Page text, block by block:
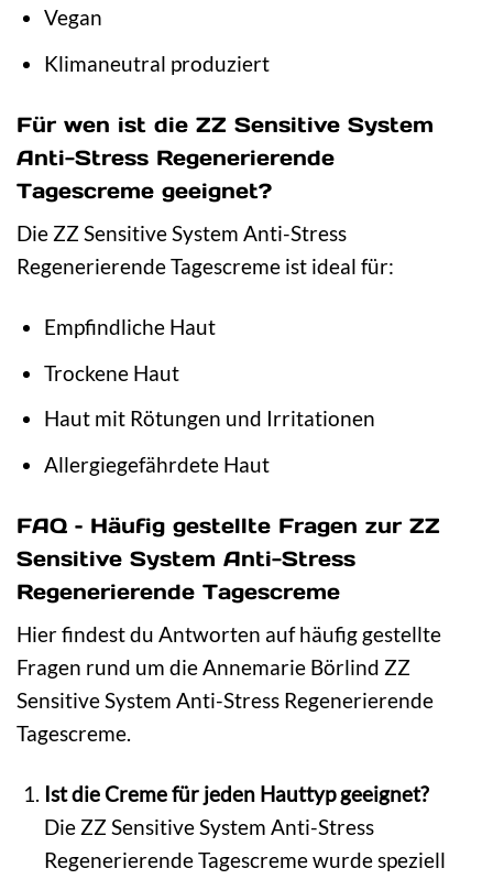
Vegan
Klimaneutral produziert
Für wen ist die ZZ Sensitive System
Anti-Stress Regenerierende
Tagescreme geeignet?
Die ZZ Sensitive System Anti-Stress
Regenerierende Tagescreme ist ideal für:
Empfindliche Haut
Trockene Haut
Haut mit Rötungen und Irritationen
Allergiegefährdete Haut
FAQ – Häufig gestellte Fragen zur ZZ
Sensitive System Anti-Stress
Regenerierende Tagescreme
Hier findest du Antworten auf häufig gestellte
Fragen rund um die Annemarie Börlind ZZ
Sensitive System Anti-Stress Regenerierende
Tagescreme.
Ist die Creme für jeden Hauttyp geeignet?
Die ZZ Sensitive System Anti-Stress
Regenerierende Tagescreme wurde speziell